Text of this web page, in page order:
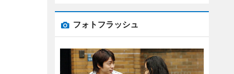
フォトフラッシュ